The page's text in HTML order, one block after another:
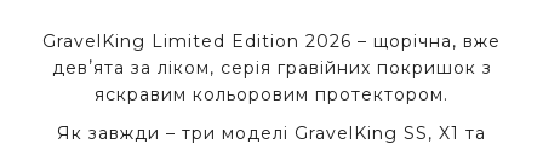
GravelKing Limited Edition 2026 – щорічна, вже
девʼята за ліком, серія гравійних покришок з
яскравим кольоровим протектором.
Як завжди – три моделі GravelKing SS, X1 та